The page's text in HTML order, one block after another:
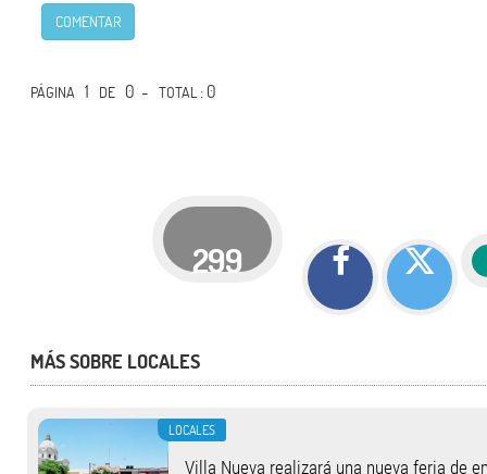
COMENTAR
PÁGINA 1 DE 0 -TOTAL: 0
299
MÁS SOBRE LOCALES
LOCALES
Villa Nueva realizará una nueva feria de